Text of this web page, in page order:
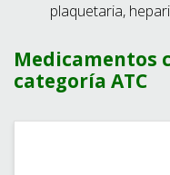
plaquetaria,
Medicamentos
categoría ATC